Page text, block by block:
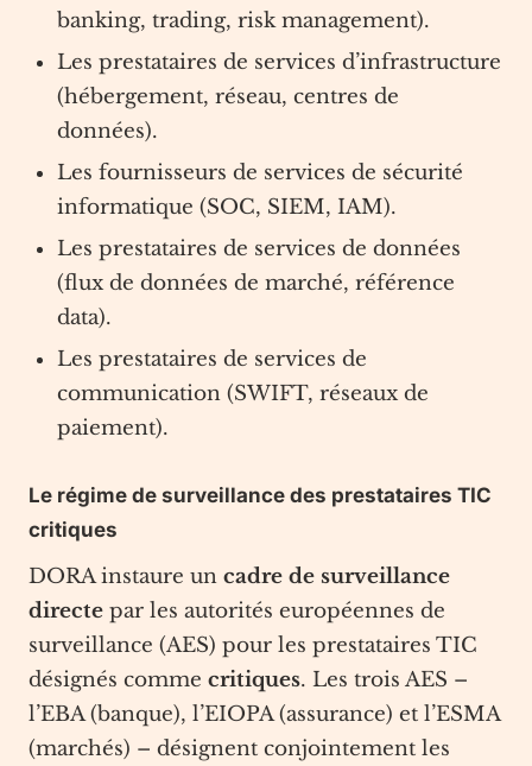
banking, trading, risk management).
Les prestataires de services d’infrastructure
(hébergement, réseau, centres de
données).
Les fournisseurs de services de sécurité
informatique (SOC, SIEM, IAM).
Les prestataires de services de données
(flux de données de marché, référence
data).
Les prestataires de services de
communication (SWIFT, réseaux de
paiement).
Le régime de surveillance des prestataires TIC
critiques
DORA instaure un cadre de surveillance
directe par les autorités européennes de
surveillance (AES) pour les prestataires TIC
désignés comme critiques. Les trois AES –
l’EBA (banque), l’EIOPA (assurance) et l’ESMA
(marchés) – désignent conjointement les